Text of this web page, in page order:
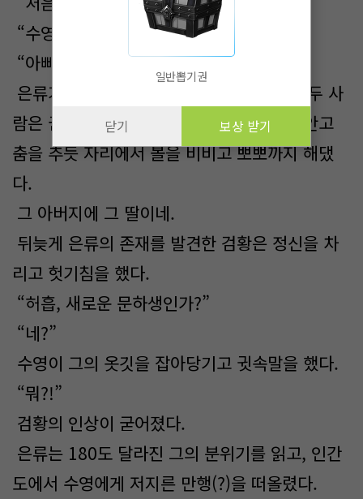
“수영아!”
“아빠!”
은류가 인사하는 것을 신경조차 쓰지 않고 두 사
람은 권위에 안 맞게 부녀상봉을 하듯 얼싸안고
춤을 추듯 자리에서 볼을 비비고 뽀뽀까지 해댔
다.
그 아버지에 그 딸이네.
뒤늦게 은류의 존재를 발견한 검황은 정신을 차
리고 헛기침을 했다.
“허흡, 새로운 문하생인가?”
“네?”
수영이 그의 옷깃을 잡아당기고 귓속말을 했다.
“뭐?!”
검황의 인상이 굳어졌다.
은류는 180도 달라진 그의 분위기를 읽고, 인간
도에서 수영에게 저지른 만행(?)을 떠올렸다.
일반뽑기권
닫기 보상 받기